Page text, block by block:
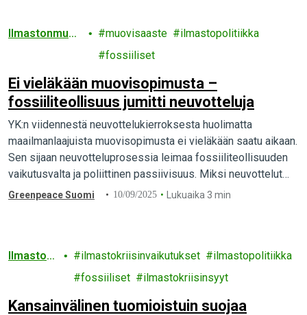
Ilmastonmuut
muovisaaste
ilmastopolitiikka
fossiiliset
Ei vieläkään muovisopimusta –
fossiiliteollisuus jumitti neuvotteluja
YK:n viidennestä neuvottelukierroksesta huolimatta
maailmanlaajuista muovisopimusta ei vieläkään saatu aikaan.
Sen sijaan neuvotteluprosessia leimaa fossiiliteollisuuden
vaikutusvalta ja poliittinen passiivisuus. Miksi neuvottelut
ovat näin jumissa?
Greenpeace Suomi 10/09/2025 Lukuaika 3 min
Ilmaston
ilmastokriisinvaikutukset
ilmastopolitiikka
fossiiliset
ilmastokriisinsyyt
Kansainvälinen tuomioistuin suojaa